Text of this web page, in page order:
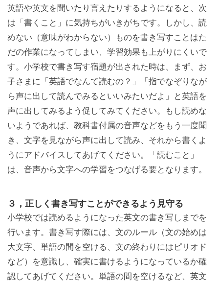
英語や英文を聞いたり言えたりするようになると、次
は「書くこと」に気持ちがいきがちです。しかし、読
めない（意味がわからない）ものを書き写すことはた
だの作業になってしまい、学習効果も上がりにくいで
す。小学校で書き写す宿題が出された時は、まず、お
子さまに「英語でなんて読むの？」「指でなぞりなが
ら声に出して読んでみるといいみたいだよ」と英語を
声に出してみるよう促してみてください。もし読めな
いようであれば、教科書付属の音声などをもう一度聞
き、文字を見ながら声に出して読み、それから書くよ
うにアドバイスしてあげてください。「読むこと」
は、音声から文字への学習をつなげる要となります。
３，正しく書き写すことができるよう見守る
小学校では読めるようになった英文の書き写しまでを
行います。書き写す際には、文のルール（文の始めは
大文字、単語の間を空ける、文の終わりにはピリオド
など）を意識し、確実に書けるようになっているか確
認してあげてください。単語の間を空けるなど、英文